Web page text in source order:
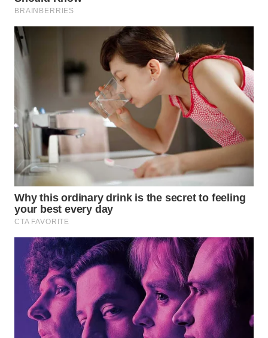
SURABAYA
NATUNA
WN
MANDALIKA
WN
LIKUPANG
WN
LABUANBAJO
WN
BORNEO
Wahana